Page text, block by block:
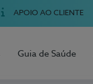
APOIO AO CLIENTE
Guia de Saúde